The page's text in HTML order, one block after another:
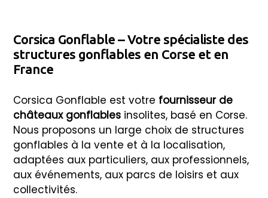
Corsica Gonflable – Votre spécialiste des
structures gonflables en Corse et en
France
Corsica Gonflable est votre fournisseur de
châteaux gonflables insolites, basé en Corse.
Nous proposons un large choix de structures
gonflables à la vente et à la localisation,
adaptées aux particuliers, aux professionnels,
aux événements, aux parcs de loisirs et aux
collectivités.